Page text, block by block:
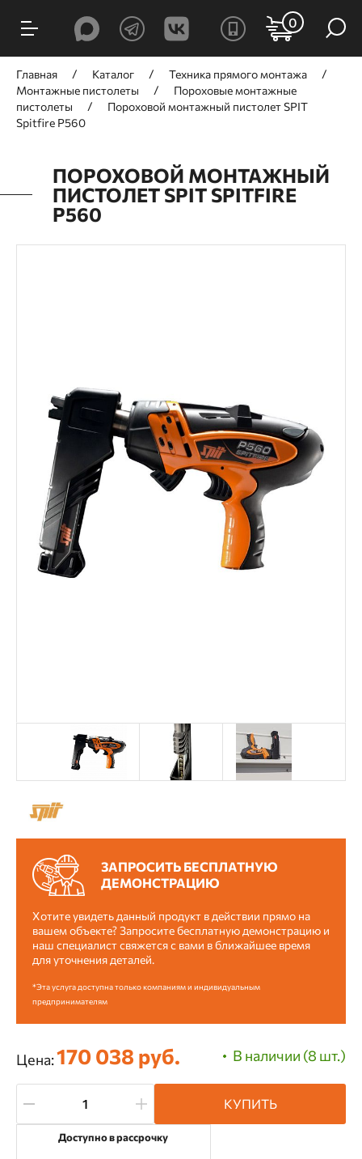
0
Главная Каталог
Техника прямого монтажа
Монтажные пистолеты
Пороховые монтажные
пистолеты
Пороховой монтажный пистолет SPIT
Spitfire P560
ПОРОХОВОЙ МОНТАЖНЫЙ
ПИСТОЛЕТ SPIT SPITFIRE
P560
ЗАПРОСИТЬ БЕСПЛАТНУЮ
ДЕМОНСТРАЦИЮ
Хотите увидеть данный продукт в действии прямо на
вашем объекте? Запросите бесплатную демонстрацию и
наш специалист свяжется с вами в ближайшее время
для уточнения деталей.
*Эта услуга доступна только компаниям и индивидуальным
предпринимателям
В наличии (8 шт.)
Цена:170 038 руб.
КУПИТЬ
Доступно в рассрочку